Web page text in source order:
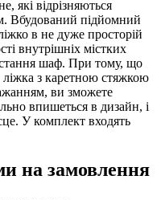
які відрізняються
Вбудований підйомний
в не дуже просторій
внутрішніх містких
шаф. При тому, що
ліжка з каретною стяжкою
ви зможете
впишеться в дизайн, і
У комплект входять
на замовлення